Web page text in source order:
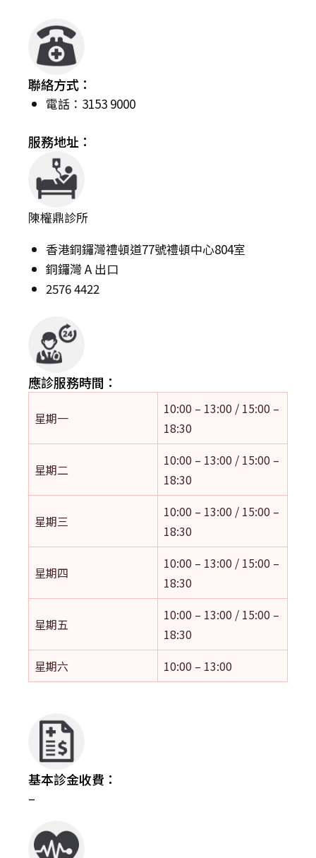
聯絡方式：
電話：3153 9000
服務地址：
陳權鼎診所
香港銅鑼灣禮頓道77號禮頓中心804室
銅鑼灣 A 出口
2576 4422
應診服務時間：
星期一
10:00 – 13:00 / 15:00 –
18:30
星期二
10:00 – 13:00 / 15:00 –
18:30
星期三
10:00 – 13:00 / 15:00 –
18:30
星期四
10:00 – 13:00 / 15:00 –
18:30
星期五
10:00 – 13:00 / 15:00 –
18:30
星期六
10:00 – 13:00
基本診金收費：
–